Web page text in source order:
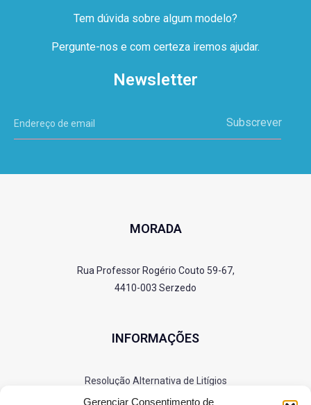
Gerenciar Consentimento de
Tem dúvida sobre algum modelo?
Pergunte-nos e com certeza iremos ajudar.
Newsletter
Subscrever
MORADA
Rua Professor Rogério Couto 59-67,
4410-003 Serzedo
INFORMAÇÕES
Resolução Alternativa de Litígios
Política de Privacidade